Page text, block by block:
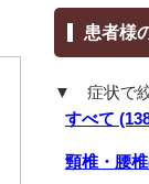
患者様
▼ 症状で
すべて
頸椎・腰